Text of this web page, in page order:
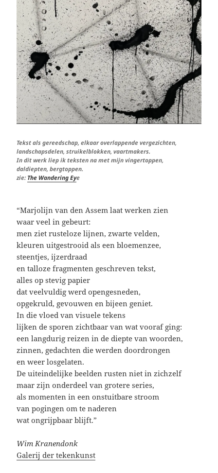
Tekst als gereedschap, elkaar overlappende vergezichten,
landschapsdelen, struikelblokken, vaartmakers.
In dit werk liep ik teksten na met mijn vingertoppen,
daldiepten, bergtoppen.
zie:The Wandering Eye
“Marjolijn van den Assem laat werken zien
waar veel in gebeurt:
men ziet rusteloze lijnen, zwarte velden,
kleuren uitgestrooid als een bloemenzee,
steentjes, ijzerdraad
en talloze fragmenten geschreven tekst,
alles op stevig papier
dat veelvuldig werd opengesneden,
opgekruld, gevouwen en bijeen geniet.
In die vloed van visuele tekens
lijken de sporen zichtbaar van wat vooraf ging:
een langdurig reizen in de diepte van woorden,
zinnen, gedachten die werden doordrongen
en weer losgelaten.
De uiteindelijke beelden rusten niet in zichzelf
maar zijn onderdeel van grotere series,
als momenten in een onstuitbare stroom
van pogingen om te naderen
wat ongrijpbaar blijft.”
Wim Kranendonk
Galerij der tekenkunst